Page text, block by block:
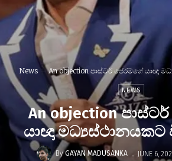
News An objection පාස්ටර් ජෙරම්ගේ යාඥා
NEWS
An objection
යාඥා
By GAYAN MADUSANKA - JUNE 6,